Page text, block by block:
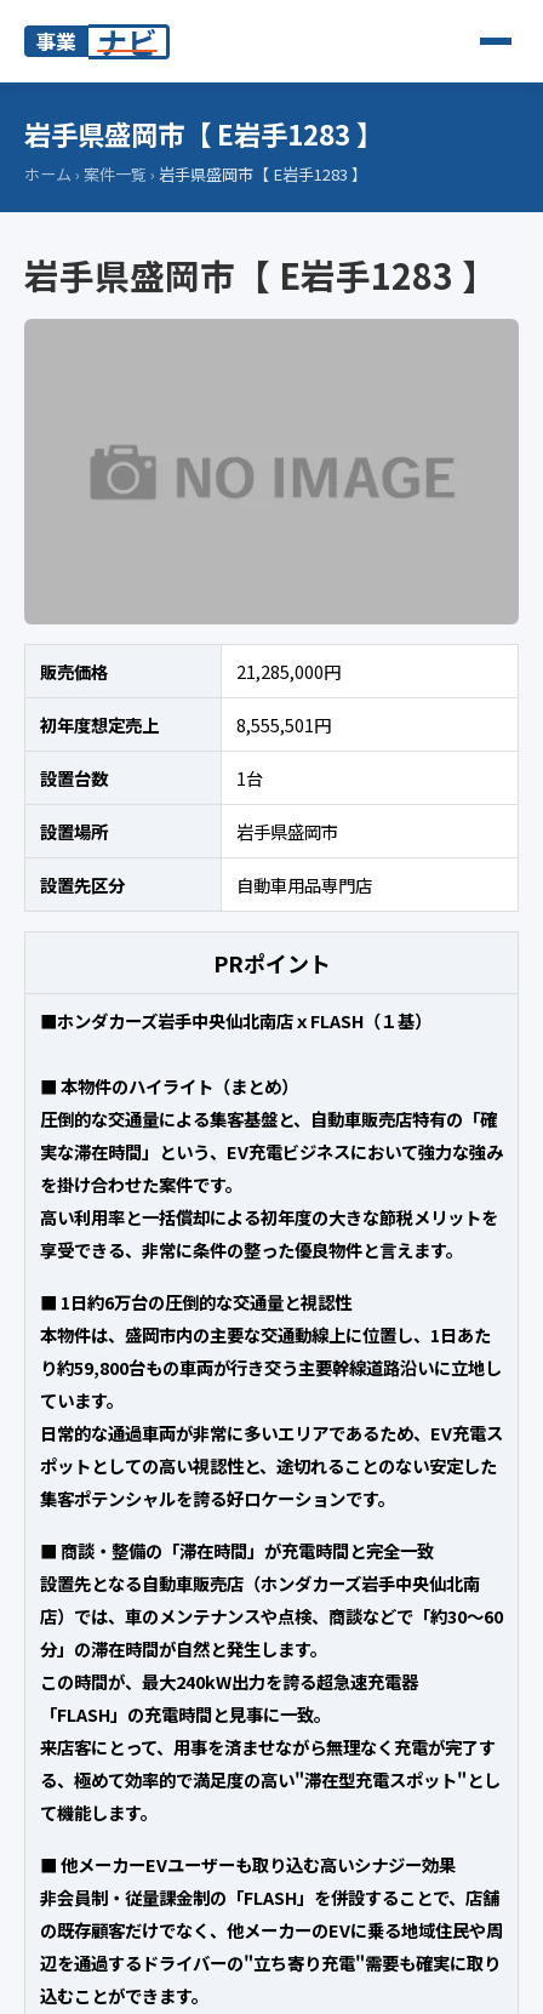
事業 ナビ
岩手県盛岡市【 E岩手1283 】
ホーム › 案件一覧 › 岩手県盛岡市【 E岩手1283 】
岩手県盛岡市【 E岩手1283 】
販売価格 21,285,000円
初年度想定売上 8,555,501円
設置台数 1台
設置場所 岩手県盛岡市
設置先区分 自動車用品専門店
PRポイント
■ホンダカーズ岩手中央仙北南店ｘFLASH（１基）
■ 本物件のハイライト（まとめ）
圧倒的な交通量による集客基盤と、自動車販売店特有の「確
実な滞在時間」という、EV充電ビジネスにおいて強力な強み
を掛け合わせた案件です。
高い利用率と一括償却による初年度の大きな節税メリットを
享受できる、非常に条件の整った優良物件と言えます。
■ 1日約6万台の圧倒的な交通量と視認性
本物件は、盛岡市内の主要な交通動線上に位置し、1日あた
り約59,800台もの車両が行き交う主要幹線道路沿いに立地し
ています。
日常的な通過車両が非常に多いエリアであるため、EV充電ス
ポットとしての高い視認性と、途切れることのない安定した
集客ポテンシャルを誇る好ロケーションです。
■ 商談・整備の「滞在時間」が充電時間と完全一致
設置先となる自動車販売店（ホンダカーズ岩手中央仙北南
店）では、車のメンテナンスや点検、商談などで「約30〜60
分」の滞在時間が自然と発生します。
この時間が、最大240kW出力を誇る超急速充電器
「FLASH」の充電時間と見事に一致。
来店客にとって、用事を済ませながら無理なく充電が完了す
る、極めて効率的で満足度の高い"滞在型充電スポット"とし
て機能します。
■ 他メーカーEVユーザーも取り込む高いシナジー効果
非会員制・従量課金制の「FLASH」を併設することで、店舗
の既存顧客だけでなく、他メーカーのEVに乗る地域住民や周
辺を通過するドライバーの"立ち寄り充電"需要も確実に取り
込むことができます。